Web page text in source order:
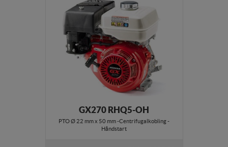
GX270 RHQ5-OH
PTO Ø 22 mm x 50 mm -Centrifugalkobling -
Håndstart